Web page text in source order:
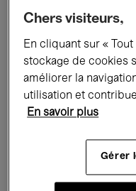
Tous les
Expositions
Rencontres &
Musique classique
Musique
Chers visiteurs,
En cliquant sur «
stockage de cookies
améliorer la
utilisation et
En savoir plus
Gérer